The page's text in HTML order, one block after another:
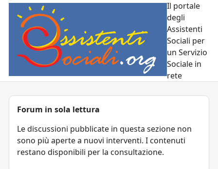
Il portale
degli
Assistenti
Sociali per
un Servizio
Sociale in
rete
Forum in sola lettura
Le discussioni pubblicate in questa sezione non
sono più aperte a nuovi interventi. I contenuti
restano disponibili per la consultazione.